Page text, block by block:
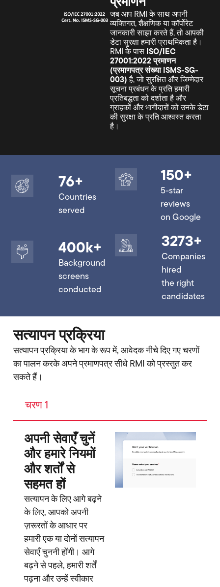
प्रमाणन
जब आप RMI के साथ अपनी
व्यक्तिगत, शैक्षणिक या कॉर्पोरेट
जानकारी साझा करते हैं, तो आपकी
डेटा सुरक्षा हमारी प्राथमिकता है।
RMI के पास ISO/IEC
27001:2022 प्रमाणन
(प्रमाणपत्र संख्या ISMS-SG-
003) है, जो सुरक्षित और जिम्मेदार
सूचना प्रबंधन के प्रति हमारी
प्रतिबद्धता को दर्शाता है और
ग्राहकों और भागीदारों को उनके डेटा
की सुरक्षा के प्रति आश्वस्त करता
है।
76+
Countries
served
150+
5-star
reviews
on Google
400k+
Background
screens
conducted
3273+
Companies
hired
the right
candidates
सत्यापन प्रक्रिया
सत्यापन प्रक्रिया के भाग के रूप में, आवेदक नीचे दिए गए चरणों
का पालन करके अपने प्रमाणपत्र सीधे RMI को प्रस्तुत कर
सकते हैं।
चरण 1
अपनी सेवाएँ चुनें
और हमारे नियमों
और शर्तों से
सहमत हों
सत्यापन के लिए आगे बढ़ने
के लिए, आपको अपनी
ज़रूरतों के आधार पर
हमारी एक या दोनों सत्यापन
सेवाएँ चुननी होंगी। आगे
बढ़ने से पहले, हमारी शर्तें
पढ़ना और उन्हें स्वीकार